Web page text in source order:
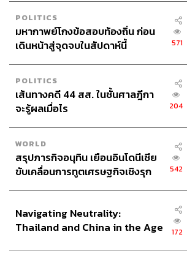
POLITICS
มหากาพย์โกงข้อสอบท้องถิ่น ก่อน
เดินหน้าสู่จุดจบในสัปดาห์นี้
571
POLITICS
เส้นทางคดี 44 สส. ในชั้นศาลฎีกา
จะรู้ผลเมื่อไร
204
WORLD
สรุปภารกิจอนุทิน เยือนอินโดนีเซีย
ขับเคลื่อนการทูตเศรษฐกิจเชิงรุก
542
Navigating Neutrality:
Thailand and China in the Age
172